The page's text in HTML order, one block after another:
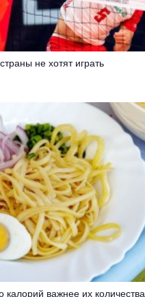
не хотят играть
калорий важнее их количества